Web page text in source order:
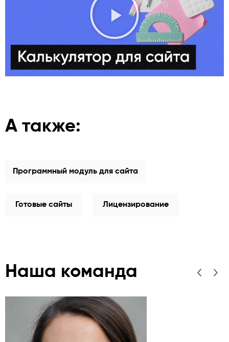
А также:
Программный модуль для сайта
Готовые сайты Лицензирование
Наша команда